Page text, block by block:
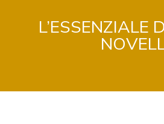
L’ESSENZIALE